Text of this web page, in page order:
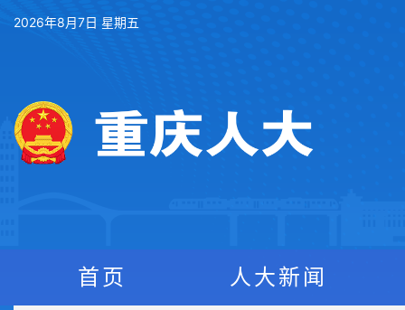
2026年8月7日 星期五
首页 人大新闻